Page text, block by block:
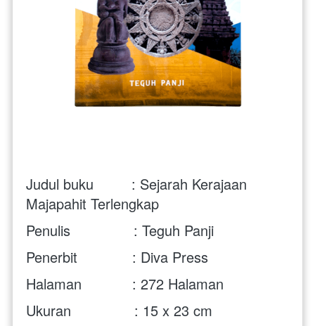
Judul buku         : Sejarah Kerajaan
Majapahit Terlengkap
Penulis               : Teguh Panji
Penerbit             : Diva Press
Halaman            : 272 Halaman
Ukuran               : 15 x 23 cm